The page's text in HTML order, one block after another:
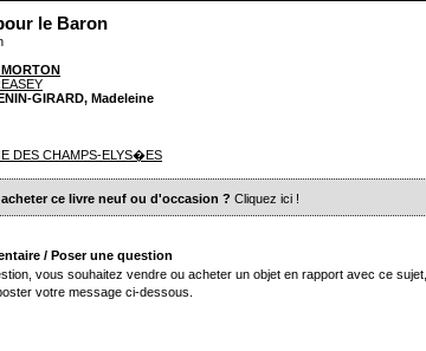
le Baron
GIRARD, Madeleine
DES CHAMPS-ELYS�ES
ce livre neuf ou d'occasion ? Cliquez ici !
/ Poser une question
vous souhaitez vendre ou acheter un objet en rapport avec ce
votre message ci-dessous.